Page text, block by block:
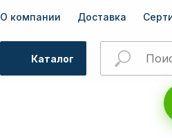
Доставка
О компании
Каталог